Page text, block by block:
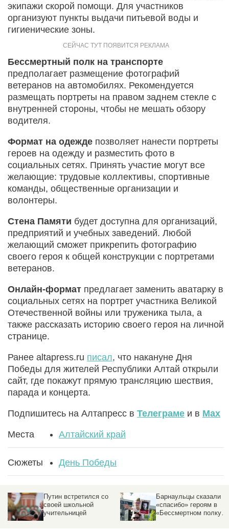
экипажи скорой помощи. Для участников
организуют пункты выдачи питьевой воды и
гигиенические зоны.
Бессмертный полк на транспорте
предполагает размещение фотографий
ветеранов на автомобилях. Рекомендуется
размещать портреты на правом заднем стекле с
внутренней стороны, чтобы не мешать обзору
водителя.
Формат на одежде позволяет нанести портреты
героев на одежду и разместить фото в
социальных сетях. Принять участие могут все
желающие: трудовые коллективы, спортивные
команды, общественные организации и
волонтеры.
Стена Памяти будет доступна для организаций,
предприятий и учебных заведений. Любой
желающий сможет прикрепить фотографию
своего героя к общей конструкции с портретами
ветеранов.
Онлайн-формат предлагает заменить аватарку в
социальных сетях на портрет участника Великой
Отечественной войны или труженика тыла, а
также рассказать историю своего героя на личной
странице.
Ранее altapress.ru писал, что накануне Дня
Победы для жителей Республики Алтай открыли
сайт, где покажут прямую трансляцию шествия,
парада и концерта.
Подпишитесь на Алтапресс в Телеграме и в Max
Места Алтайский край
Сюжеты День Победы
Путин встретился со
своей школьной
учительницей
Барнаульцы сказали
«спасибо» героям в
«Бессмертном полку».